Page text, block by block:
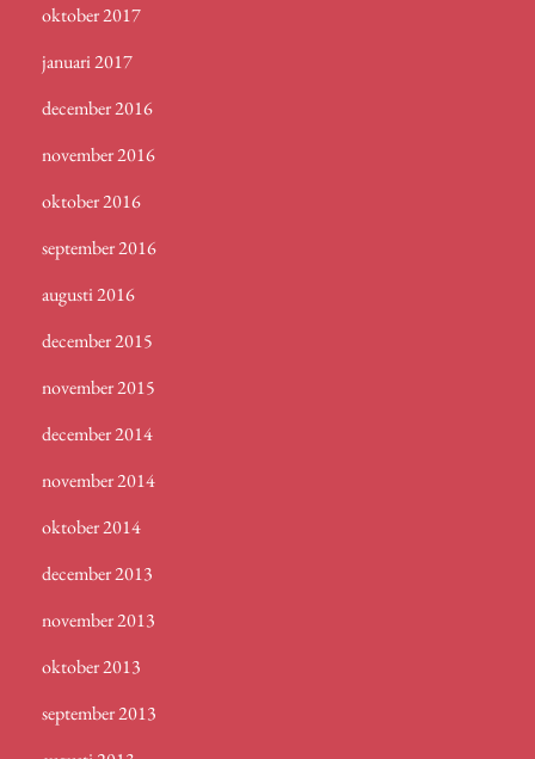
oktober 2017
januari 2017
december 2016
november 2016
oktober 2016
september 2016
augusti 2016
december 2015
november 2015
december 2014
november 2014
oktober 2014
december 2013
november 2013
oktober 2013
september 2013